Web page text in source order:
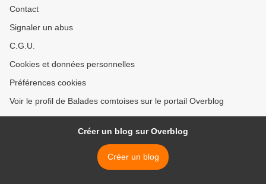
Contact
Signaler un abus
C.G.U.
Cookies et données personnelles
Préférences cookies
Voir le profil de Balades comtoises sur le portail Overblog
Créer un blog sur Overblog
Créer un blog